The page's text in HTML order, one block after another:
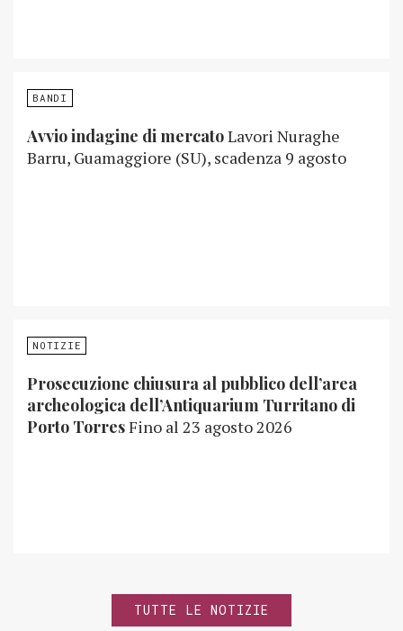
BANDI
Avvio indagine di mercatoLavori Nuraghe
Barru, Guamaggiore (SU), scadenza 9 agosto
NOTIZIE
Prosecuzione chiusura al pubblico dell’area
archeologica dell’Antiquarium Turritano di
Porto TorresFino al 23 agosto 2026
TUTTE LE NOTIZIE